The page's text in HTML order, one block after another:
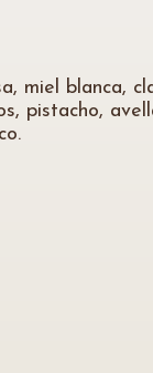
miel blanca,
pistacho,